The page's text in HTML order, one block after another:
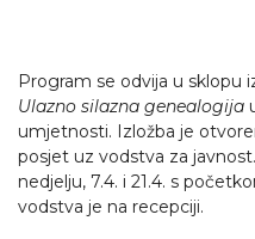
Program se odvija u sklopu
Ulazno silazna genealogija
umjetnosti. Izložba je
posjet uz vodstva za
nedjelju, 7.4. i 21.4. s
vodstva je na recepciji.